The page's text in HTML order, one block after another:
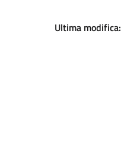
Ultima modifica: